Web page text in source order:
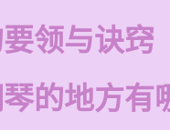
领与诀窍
的地方有